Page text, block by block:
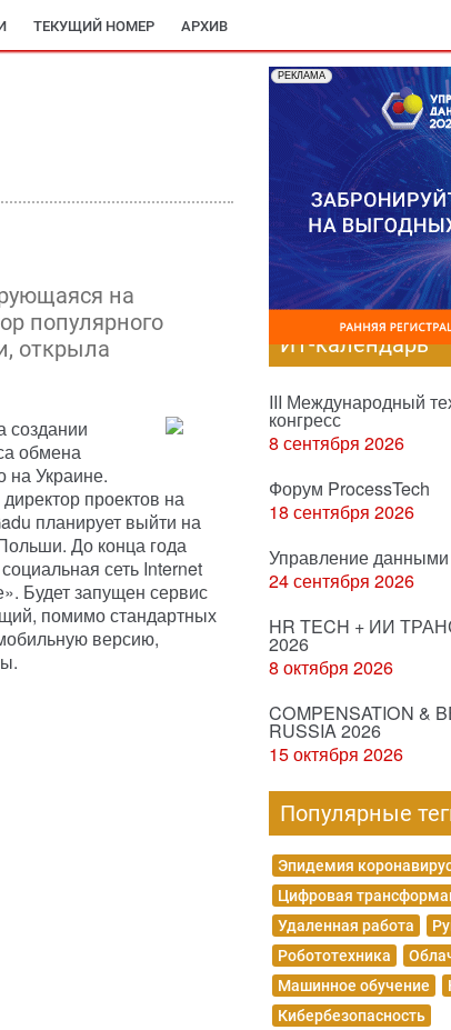
ТЕКУЩИЙ НОМЕР АРХИВ
на
популярного
открыла
создании
обмена
на Украине.
проектов на
планирует выйти на
До конца года
сеть Internet
Будет запущен сервис
помимо стандартных
версию,
РЕКЛАМА
ИТ-календарь
III Международный
конгресс
8 сентября 2026
Форум ProcessTech
18 сентября 2026
Управление
24 сентября 2026
HR TECH + ИИ
2026
8 октября 2026
COMPENSATION &
RUSSIA 2026
15 октября 2026
Популярные
Эпидемия
Цифровая
Удаленная работа
Робототехника
Машинное обучение
Кибербезопасность